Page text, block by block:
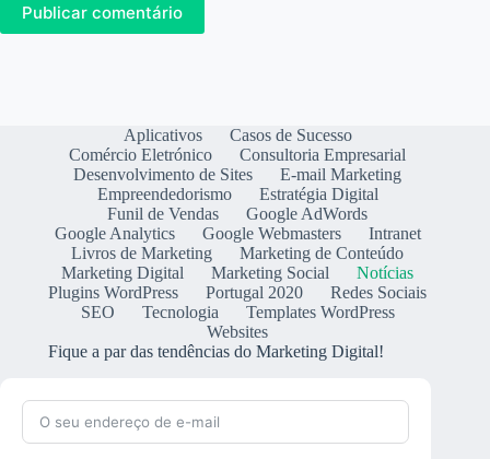
Publicar comentário
Aplicativos
Casos de Sucesso
Comércio Eletrónico
Consultoria Empresarial
Desenvolvimento de Sites
E-mail Marketing
Empreendedorismo
Estratégia Digital
Funil de Vendas
Google AdWords
Google Analytics
Google Webmasters
Intranet
Livros de Marketing
Marketing de Conteúdo
Marketing Digital
Marketing Social
Notícias
Plugins WordPress
Portugal 2020
Redes Sociais
SEO
Tecnologia
Templates WordPress
Websites
Fique a par das tendências do Marketing Digital!